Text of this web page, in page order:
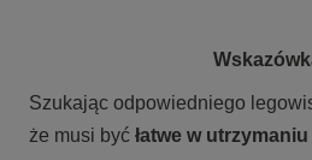
Szukając odpowiedniego
że musi być łatwe w